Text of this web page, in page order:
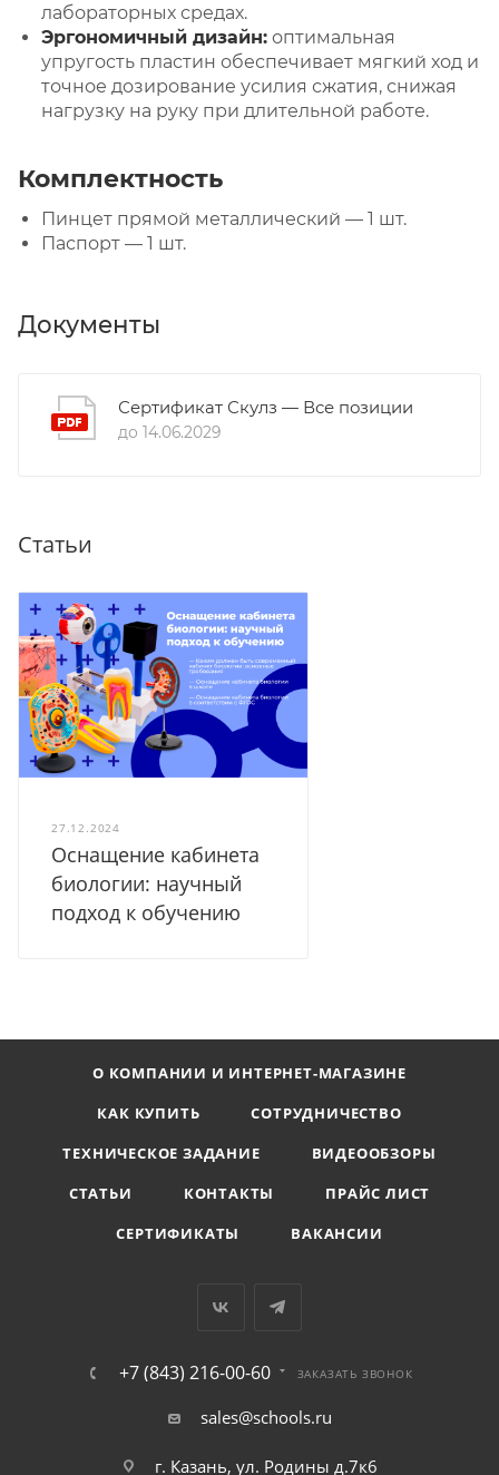
лабораторных средах.
Эргономичный дизайн: оптимальная
упругость пластин обеспечивает мягкий ход и
точное дозирование усилия сжатия, снижая
нагрузку на руку при длительной работе.
Комплектность
Пинцет прямой металлический — 1 шт.
Паспорт — 1 шт.
Документы
Сертификат Скулз — Все позиции
до 14.06.2029
Статьи
27.12.2024
Оснащение кабинета
биологии: научный
подход к обучению
О КОМПАНИИ И ИНТЕРНЕТ-МАГАЗИНЕ
КАК КУПИТЬ
СОТРУДНИЧЕСТВО
ТЕХНИЧЕСКОЕ ЗАДАНИЕ
ВИДЕООБЗОРЫ
СТАТЬИ
КОНТАКТЫ
ПРАЙС ЛИСТ
СЕРТИФИКАТЫ
ВАКАНСИИ
+7 (843) 216-00-60 ЗАКАЗАТЬ ЗВОНОК
sales@schools.ru
г. Казань, ул. Родины д.7к6